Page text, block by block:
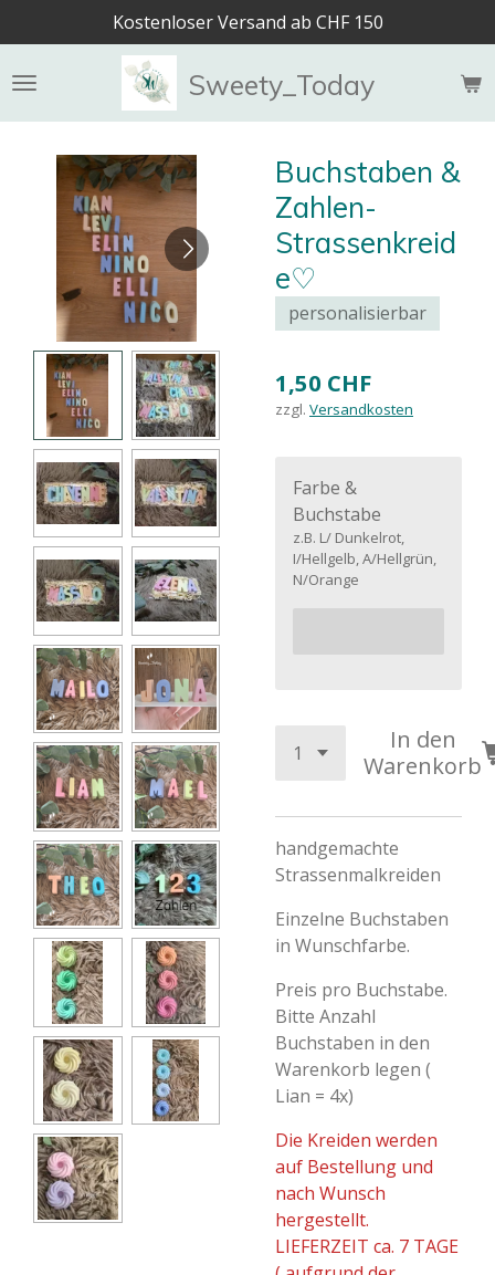
Hauptinhalt
springen
Sweety_Today
Kostenloser Versand ab CHF 150
Buchstaben &
Zahlen-
Strassenkreid
e♡
personalisierbar
1,50 CHF
zzgl. Versandkosten
Farbe &
Buchstabe
z.B. L/ Dunkelrot,
I/Hellgelb, A/Hellgrün,
N/Orange
In den
Warenkorb
handgemachte
Strassenmalkreiden
Einzelne Buchstaben
in Wunschfarbe.
Preis pro Buchstabe.
Bitte Anzahl
Buchstaben in den
Warenkorb legen (
Lian = 4x)
Die Kreiden werden
auf Bestellung und
nach Wunsch
hergestellt.
LIEFERZEIT ca. 7 TAGE